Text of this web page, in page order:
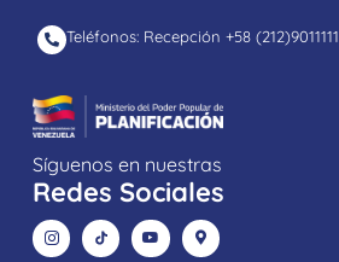
Teléfonos: Recepción +58 ​(212)9011111
Síguenos en nuestras
Redes Sociales